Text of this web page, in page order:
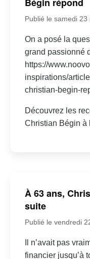
Bégin répond
Publié le samedi 23
On a posé la
grand passionné
https://
inspirations/
christian-begin-
Découvrez les
Christian Bégin à
À 63 ans,
suite
Publié le vendredi
Il n’avait pas
financier jusqu’à